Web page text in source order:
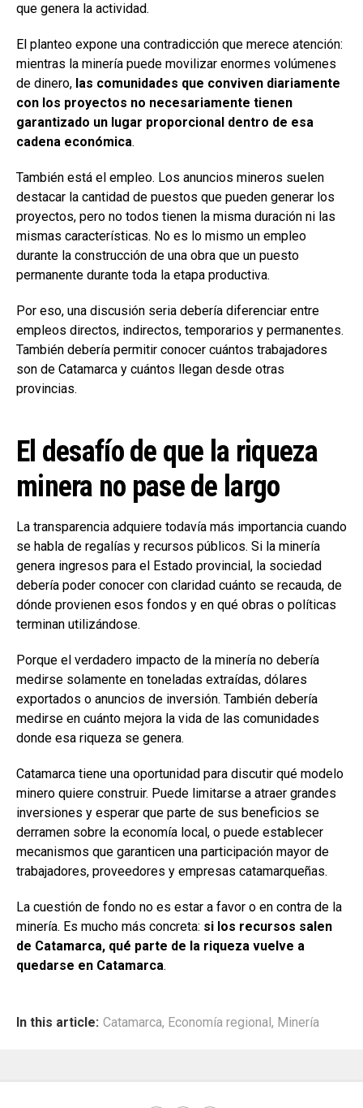
que genera la actividad.
El planteo expone una contradicción que merece atención:
mientras la minería puede movilizar enormes volúmenes
de dinero, las comunidades que conviven diariamente
con los proyectos no necesariamente tienen
garantizado un lugar proporcional dentro de esa
cadena económica.
También está el empleo. Los anuncios mineros suelen
destacar la cantidad de puestos que pueden generar los
proyectos, pero no todos tienen la misma duración ni las
mismas características. No es lo mismo un empleo
durante la construcción de una obra que un puesto
permanente durante toda la etapa productiva.
Por eso, una discusión seria debería diferenciar entre
empleos directos, indirectos, temporarios y permanentes.
También debería permitir conocer cuántos trabajadores
son de Catamarca y cuántos llegan desde otras
provincias.
El desafío de que la riqueza
minera no pase de largo
La transparencia adquiere todavía más importancia cuando
se habla de regalías y recursos públicos. Si la minería
genera ingresos para el Estado provincial, la sociedad
debería poder conocer con claridad cuánto se recauda, de
dónde provienen esos fondos y en qué obras o políticas
terminan utilizándose.
Porque el verdadero impacto de la minería no debería
medirse solamente en toneladas extraídas, dólares
exportados o anuncios de inversión. También debería
medirse en cuánto mejora la vida de las comunidades
donde esa riqueza se genera.
Catamarca tiene una oportunidad para discutir qué modelo
minero quiere construir. Puede limitarse a atraer grandes
inversiones y esperar que parte de sus beneficios se
derramen sobre la economía local, o puede establecer
mecanismos que garanticen una participación mayor de
trabajadores, proveedores y empresas catamarqueñas.
La cuestión de fondo no es estar a favor o en contra de la
minería. Es mucho más concreta: si los recursos salen
de Catamarca, qué parte de la riqueza vuelve a
quedarse en Catamarca.
In this article: Catamarca, Economía regional , Minería